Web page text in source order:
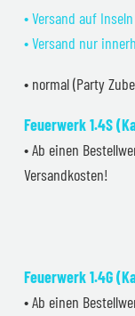
• Versand auf
• Versand nur
• normal (Party
Feuerwerk 1.4S
• Ab einen
Versandkosten!
Feuerwerk 1.4G
• Ab einen